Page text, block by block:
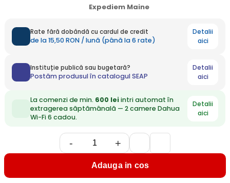
Expediem Maine
Rate fără dobândă cu cardul de credit
de la 15,50 RON / lună (până la 6 rate)
Detalii
aici
Instituție publică sau bugetară?
Postăm produsul în catalogul SEAP
Detalii
aici
La comenzi de min. 600 leiintri automat în
extragerea săptămânală — 2 camere Dahua
Wi-Fi 6 cadou.
Detalii
aici
- +
Adauga in cos